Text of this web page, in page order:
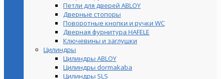
Петли для дверей ABLOY
Дверные стопоры
Поворотные кнопки и ручки WC
Дверная фурнитура HAFELE
Ключевины и заглушки
Цилиндры
Цилиндры ABLOY
Цилиндры dormakaba
Цилиндры SLS